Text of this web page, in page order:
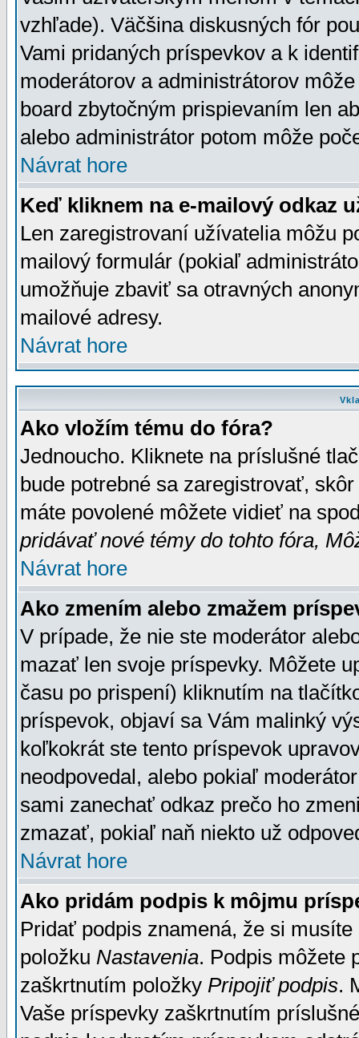
vzhľade). Väčšina diskusných fór
Vami pridaných príspevkov a k
moderátorov a administrátorov
board zbytočným prispievaním len
alebo administrátor potom môže
Návrat hore
Keď kliknem na e-mailový odkaz
Len zaregistrovaní užívatelia môžu
mailový formulár (pokiaľ
umožňuje zbaviť sa otravných
mailové adresy.
Návrat hore
Ako vložím tému do fóra?
Jednoucho. Kliknete na príslušné
bude potrebné sa zaregistrovať,
máte povolené môžete vidieť na
pridávať nové témy do tohto fóra,
Návrat hore
Ako zmením alebo zmažem
V prípade, že nie ste moderátor
mazať len svoje príspevky. Môžete
času po prispení) kliknutím na
príspevok, objaví sa Vám malinký
koľkokrát ste tento príspevok
neodpovedal, alebo pokiaľ
sami zanechať odkaz prečo ho
zmazať, pokiaľ naň niekto už
Návrat hore
Ako pridám podpis k môjmu
Pridať podpis znamená, že si
položku Nastavenia. Podpis môžete
zaškrtnutím položky Pripojiť podpis.
Vaše príspevky zaškrtnutím